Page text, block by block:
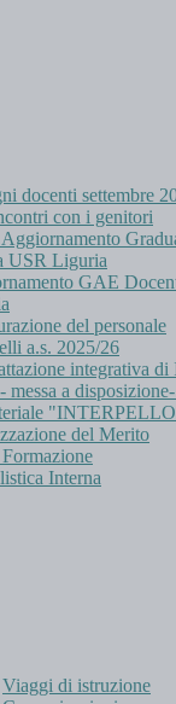
docenti settembre
con i genitori
USR Liguria
GAE
del personale
a.s. 2025/26
integrativa di
a
del Merito
Interna
Viaggi di istruzione